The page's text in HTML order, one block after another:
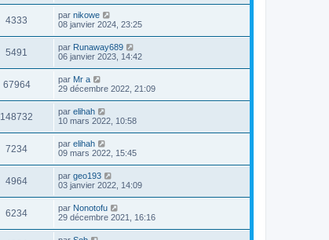
4333 par nikowe
08 janvier 2024, 23:25
5491 par Runaway689
06 janvier 2023, 14:42
67964 par Mr a
29 décembre 2022, 21:09
148732 par elihah
10 mars 2022, 10:58
7234 par elihah
09 mars 2022, 15:45
4964 par geo193
03 janvier 2022, 14:09
6234 par Nonotofu
29 décembre 2021, 16:16